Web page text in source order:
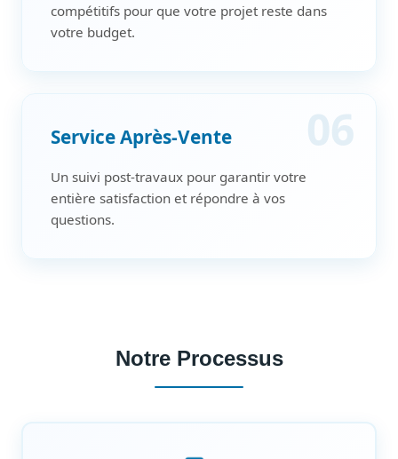
compétitifs pour que votre projet reste dans
votre budget.
06
Service Après-Vente
Un suivi post-travaux pour garantir votre
entière satisfaction et répondre à vos
questions.
Notre Processus